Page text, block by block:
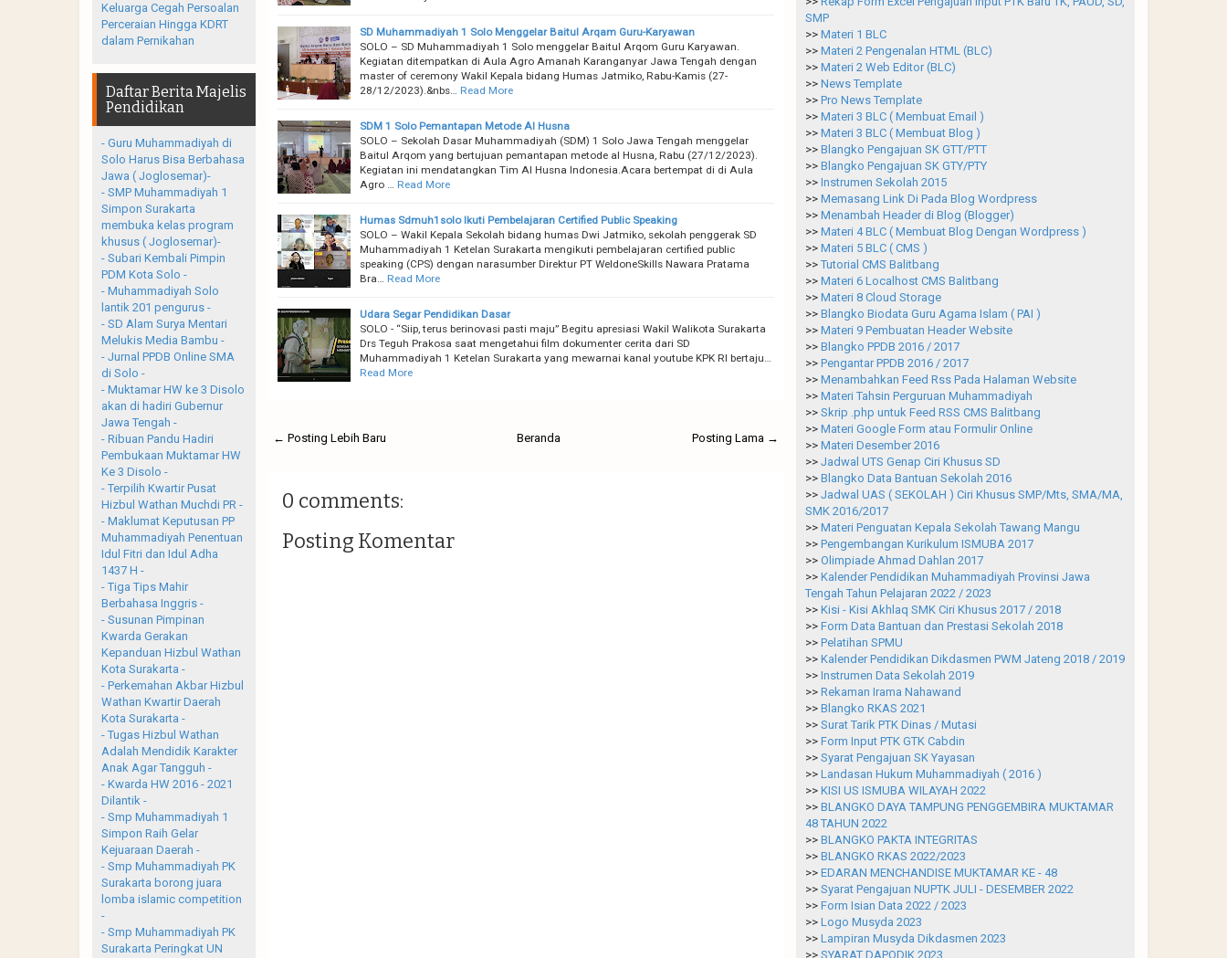
SD Muhammadiyah 1 Solo Menggelar Baitul Arqam Guru-Karyawan
SOLO – SD Muhammadiyah 1 Solo menggelar Baitul Arqom Guru Karyawan.
Kegiatan ditempatkan di Aula Agro Amanah Karanganyar Jawa Tengah dengan
master of ceremony Wakil Kepala bidang Humas Jatmiko, Rabu-Kamis (27-
28/12/2023).&nbs…
Read More
SDM 1 Solo Pemantapan Metode Al Husna
SOLO – Sekolah Dasar Muhammadiyah (SDM) 1 Solo Jawa Tengah menggelar
Baitul Arqom yang bertujuan pemantapan metode al Husna, Rabu (27/12/2023).
Kegiatan ini mendatangkan Tim Al Husna Indonesia.Acara bertempat di di Aula
Agro …
Read More
Humas Sdmuh1solo Ikuti Pembelajaran Certified Public Speaking
SOLO – Wakil Kepala Sekolah bidang humas Dwi Jatmiko, sekolah penggerak SD
Muhammadiyah 1 Ketelan Surakarta mengikuti pembelajaran certified public
speaking (CPS) dengan narasumber Direktur PT WeldoneSkills Nawara Pratama
Bra…
Read More
Udara Segar Pendidikan Dasar
SOLO - “Siip, terus berinovasi pasti maju” Begitu apresiasi Wakil Walikota Surakarta
Drs Teguh Prakosa saat mengetahui film dokumenter cerita dari SD
Muhammadiyah 1 Ketelan Surakarta yang mewarnai kanal youtube KPK RI bertaju…
Read More
← Posting Lebih Baru Posting Lama →
Beranda
0 comments:
Posting Komentar
Keluarga Cegah Persoalan
Perceraian Hingga KDRT
dalam Pernikahan
Daftar Berita Majelis
Pendidikan
- Guru Muhammadiyah di
Solo Harus Bisa Berbahasa
Jawa ( Joglosemar)-
- SMP Muhammadiyah 1
Simpon Surakarta
membuka kelas program
khusus ( Joglosemar)-
- Subari Kembali Pimpin
PDM Kota Solo -
- Muhammadiyah Solo
lantik 201 pengurus -
- SD Alam Surya Mentari
Melukis Media Bambu -
- Jurnal PPDB Online SMA
di Solo -
- Muktamar HW ke 3 Disolo
akan di hadiri Gubernur
Jawa Tengah -
- Ribuan Pandu Hadiri
Pembukaan Muktamar HW
Ke 3 Disolo -
- Terpilih Kwartir Pusat
Hizbul Wathan Muchdi PR -
- Maklumat Keputusan PP
Muhammadiyah Penentuan
Idul Fitri dan Idul Adha
1437 H -
- Tiga Tips Mahir
Berbahasa Inggris -
- Susunan Pimpinan
Kwarda Gerakan
Kepanduan Hizbul Wathan
Kota Surakarta -
- Perkemahan Akbar Hizbul
Wathan Kwartir Daerah
Kota Surakarta -
- Tugas Hizbul Wathan
Adalah Mendidik Karakter
Anak Agar Tangguh -
- Kwarda HW 2016 - 2021
Dilantik -
- Smp Muhammadiyah 1
Simpon Raih Gelar
Kejuaraan Daerah -
- Smp Muhammadiyah PK
Surakarta borong juara
lomba islamic competition
-
- Smp Muhammadiyah PK
Surakarta Peringkat UN
SMP
>> Materi 1 BLC
>> Materi 2 Pengenalan HTML (BLC)
>> Materi 2 Web Editor (BLC)
>> News Template
>> Pro News Template
>> Materi 3 BLC ( Membuat Email )
>> Materi 3 BLC ( Membuat Blog )
>> Blangko Pengajuan SK GTT/PTT
>> Blangko Pengajuan SK GTY/PTY
>> Instrumen Sekolah 2015
>> Memasang Link Di Pada Blog Wordpress
>> Menambah Header di Blog (Blogger)
>> Materi 4 BLC ( Membuat Blog Dengan Wordpress )
>> Materi 5 BLC ( CMS )
>> Tutorial CMS Balitbang
>> Materi 6 Localhost CMS Balitbang
>> Materi 8 Cloud Storage
>> Blangko Biodata Guru Agama Islam ( PAI )
>> Materi 9 Pembuatan Header Website
>> Blangko PPDB 2016 / 2017
>> Pengantar PPDB 2016 / 2017
>> Menambahkan Feed Rss Pada Halaman Website
>> Materi Tahsin Perguruan Muhammadiyah
>> Skrip .php untuk Feed RSS CMS Balitbang
>> Materi Google Form atau Formulir Online
>> Materi Desember 2016
>> Jadwal UTS Genap Ciri Khusus SD
>> Blangko Data Bantuan Sekolah 2016
>> Jadwal UAS ( SEKOLAH ) Ciri Khusus SMP/Mts, SMA/MA,
SMK 2016/2017
>> Materi Penguatan Kepala Sekolah Tawang Mangu
>> Pengembangan Kurikulum ISMUBA 2017
>> Olimpiade Ahmad Dahlan 2017
>> Kalender Pendidikan Muhammadiyah Provinsi Jawa
Tengah Tahun Pelajaran 2022 / 2023
>> Kisi - Kisi Akhlaq SMK Ciri Khusus 2017 / 2018
>> Form Data Bantuan dan Prestasi Sekolah 2018
>> Pelatihan SPMU
>> Kalender Pendidikan Dikdasmen PWM Jateng 2018 / 2019
>> Instrumen Data Sekolah 2019
>> Rekaman Irama Nahawand
>> Blangko RKAS 2021
>> Surat Tarik PTK Dinas / Mutasi
>> Form Input PTK GTK Cabdin
>> Syarat Pengajuan SK Yayasan
>> Landasan Hukum Muhammadiyah ( 2016 )
>> KISI US ISMUBA WILAYAH 2022
>> BLANGKO DAYA TAMPUNG PENGGEMBIRA MUKTAMAR
48 TAHUN 2022
>> BLANGKO PAKTA INTEGRITAS
>> BLANGKO RKAS 2022/2023
>> EDARAN MENCHANDISE MUKTAMAR KE - 48
>> Syarat Pengajuan NUPTK JULI - DESEMBER 2022
>> Form Isian Data 2022 / 2023
>> Logo Musyda 2023
>> Lampiran Musyda Dikdasmen 2023
>> SYARAT DAPODIK 2023